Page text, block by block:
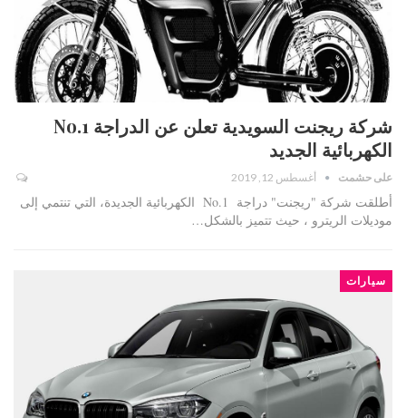
شركة ريجنت السويدية تعلن عن الدراجة No.1
الكهربائية الجديد
على حشمت أغسطس 12, 2019
أطلقت شركة "ريجنت" دراجة No.1 الكهربائية الجديدة، التي تنتمي إلى
موديلات الريترو ، حيث تتميز بالشكل…
سيارات